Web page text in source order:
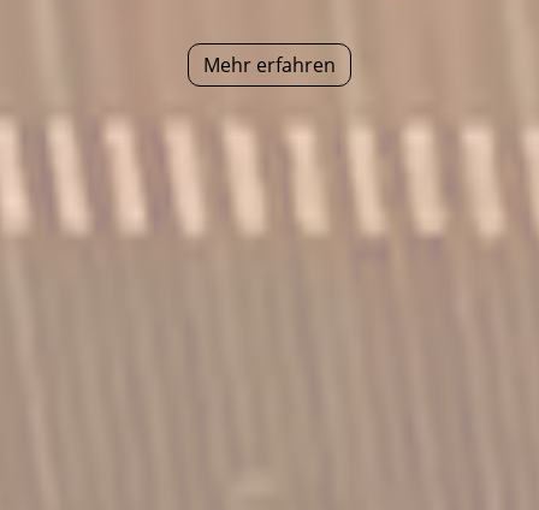
Mehr erfahren